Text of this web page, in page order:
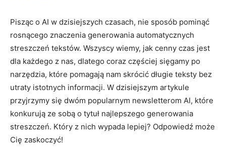
Pisząc o AI w dzisiejszych czasach,⁣ nie ⁢sposób pominąć
rosnącego znaczenia generowania⁣ automatycznych ​
streszczeń tekstów. Wszyscy⁤ wiemy, ‍jak⁢ cenny⁣ czas jest
dla każdego z nas, dlatego coraz częściej​ sięgamy⁣ po
narzędzia,⁣ które pomagają nam skrócić długie teksty bez
⁤utraty⁢ istotnych informacji. W dzisiejszym artykule
przyjrzymy się dwóm popularnym newsletterom​ AI, które
konkurują⁣ ze ⁣sobą o tytuł najlepszego generowania
streszczeń. Który‌ z⁤ nich wypada lepiej? Odpowiedź może​
Cię zaskoczyć!